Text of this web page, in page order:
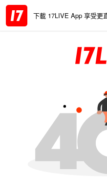
下載 17LIVE App 享受更